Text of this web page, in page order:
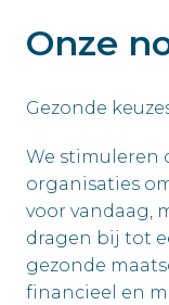
Onze
Gezonde
We stimuleren
organisaties
voor vandaag,
dragen bij tot
gezonde
financieel en